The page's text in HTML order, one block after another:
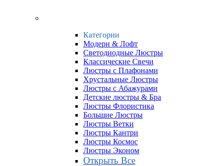
Категории
Модерн & Лофт
Светодиодные Люстры
Классические Свечи
Люстры с Плафонами
Хрустальные Люстры
Люстры с Абажурами
Детские люстры & Бра
Люстры Флористика
Большие Люстры
Люстры Ветки
Люстры Кантри
Люстры Космос
Люстры Эконом
Открыть Все